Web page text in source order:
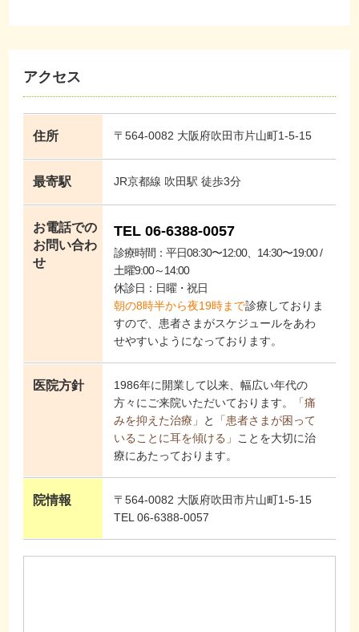
アクセス
住所 〒564-0082 大阪府吹田市片山町1-5-15
最寄駅 JR京都線 吹田駅 徒歩3分
お電話での
お問い合わ
せ
TEL 06-6388-0057
診療時間：平日08:30〜12:00、14:30〜19:00 /
土曜9:00～14:00
休診日：日曜・祝日
朝の8時半から夜19時まで診療しておりま
すので、患者さまがスケジュールをあわ
せやすいようになっております。
医院方針
1986年に開業して以来、幅広い年代の
方々にご来院いただいております。
「痛
みを抑えた治療」
と
「患者さまが困って
いることに耳を傾ける」 ことを大切に治
療にあたっております。
院情報
〒564-0082 大阪府吹田市片山町1-5-15
TEL 06-6388-0057